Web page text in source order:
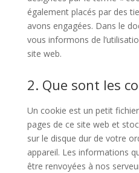
également placés par des
avons engagées. Dans le
vous informons de
site web.
2. Que sont les
Un cookie est un petit
pages de ce site web et
sur le disque dur de votre
appareil. Les informations
être renvoyées à nos